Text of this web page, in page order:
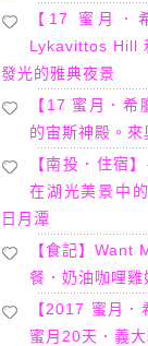
【17 蜜月．
Lykavittos Hill
發光的雅典夜景
【17 蜜月．
的宙斯神殿。
【南投．住宿
在湖光美景中
日月潭
【食記】Want
餐．奶油咖哩
【2017 蜜月
蜜月20天．義